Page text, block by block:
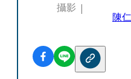
攝影
陳